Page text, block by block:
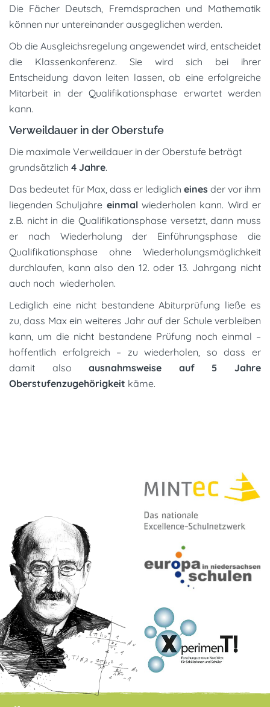
Die Fächer Deutsch, Fremdsprachen und Mathematik
können nur untereinander ausgeglichen werden.
Ob die Ausgleichsregelung angewendet wird, entscheidet
die Klassenkonferenz. Sie wird sich bei ihrer
Entscheidung davon leiten lassen, ob eine erfolgreiche
Mitarbeit in der Qualifikationsphase erwartet werden
kann.
Verweildauer in der Oberstufe
Die maximale Verweildauer in der Oberstufe beträgt
grundsätzlich 4 Jahre.
Das bedeutet für Max, dass er lediglich eines der vor ihm
liegenden Schuljahre einmalwiederholen kann. Wird er
z.B. nicht in die Qualifikationsphase versetzt, dann muss
er nach Wiederholung der Einführungsphase die
Qualifikationsphase ohne Wiederholungsmöglichkeit
durchlaufen, kann also den 12. oder 13. Jahrgang nicht
auch noch wiederholen.
Lediglich eine nicht bestandene Abiturprüfung ließe es
zu, dass Max ein weiteres Jahr auf der Schule verbleiben
kann, um die nicht bestandene Prüfung noch einmal –
hoffentlich erfolgreich – zu wiederholen, so dass er
damit alsoausnahmsweise auf 5 Jahre
Oberstufenzugehörigkeit käme.